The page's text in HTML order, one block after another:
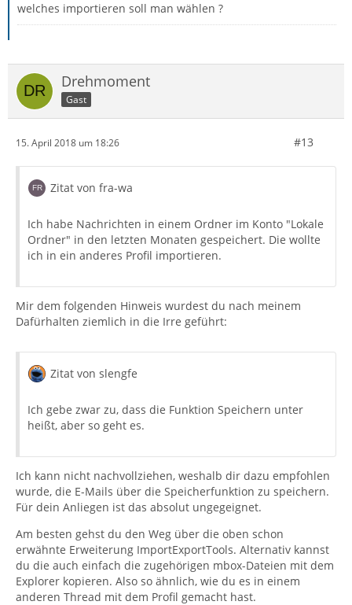
welches importieren soll man wählen ?
Drehmoment
Gast
15. April 2018 um 18:26 #13
Zitat von fra-wa
Ich habe Nachrichten in einem Ordner im Konto "Lokale
Ordner" in den letzten Monaten gespeichert. Die wollte
ich in ein anderes Profil importieren.
Mir dem folgenden Hinweis wurdest du nach meinem
Dafürhalten ziemlich in die Irre geführt:
Zitat von slengfe
Ich gebe zwar zu, dass die Funktion Speichern unter
heißt, aber so geht es.
Ich kann nicht nachvollziehen, weshalb dir dazu empfohlen
wurde, die E-Mails über die Speicherfunktion zu speichern.
Für dein Anliegen ist das absolut ungegeignet.
Am besten gehst du den Weg über die oben schon
erwähnte Erweiterung ImportExportTools. Alternativ kannst
du die auch einfach die zugehörigen mbox-Dateien mit dem
Explorer kopieren. Also so ähnlich, wie du es in einem
anderen Thread mit dem Profil gemacht hast.